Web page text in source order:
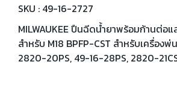
SKU : 49-16-2727
MILWAUKEE ปืนฉีดน้ำยาพร้อมก้านต่อแ
สำหรับ M18 BPFP-CST สำหรับเครื่อง
2820-20PS, 49-16-28PS, 2820-